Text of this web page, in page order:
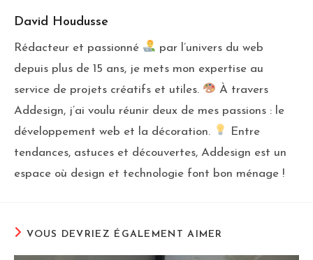
David Houdusse
Rédacteur et passionné
par l’univers du web
depuis plus de 15 ans, je mets mon expertise au
service de projets créatifs et utiles.
À travers
Addesign, j’ai voulu réunir deux de mes passions : le
développement web et la décoration.
Entre
tendances, astuces et découvertes, Addesign est un
espace où design et technologie font bon ménage !
VOUS DEVRIEZ ÉGALEMENT AIMER